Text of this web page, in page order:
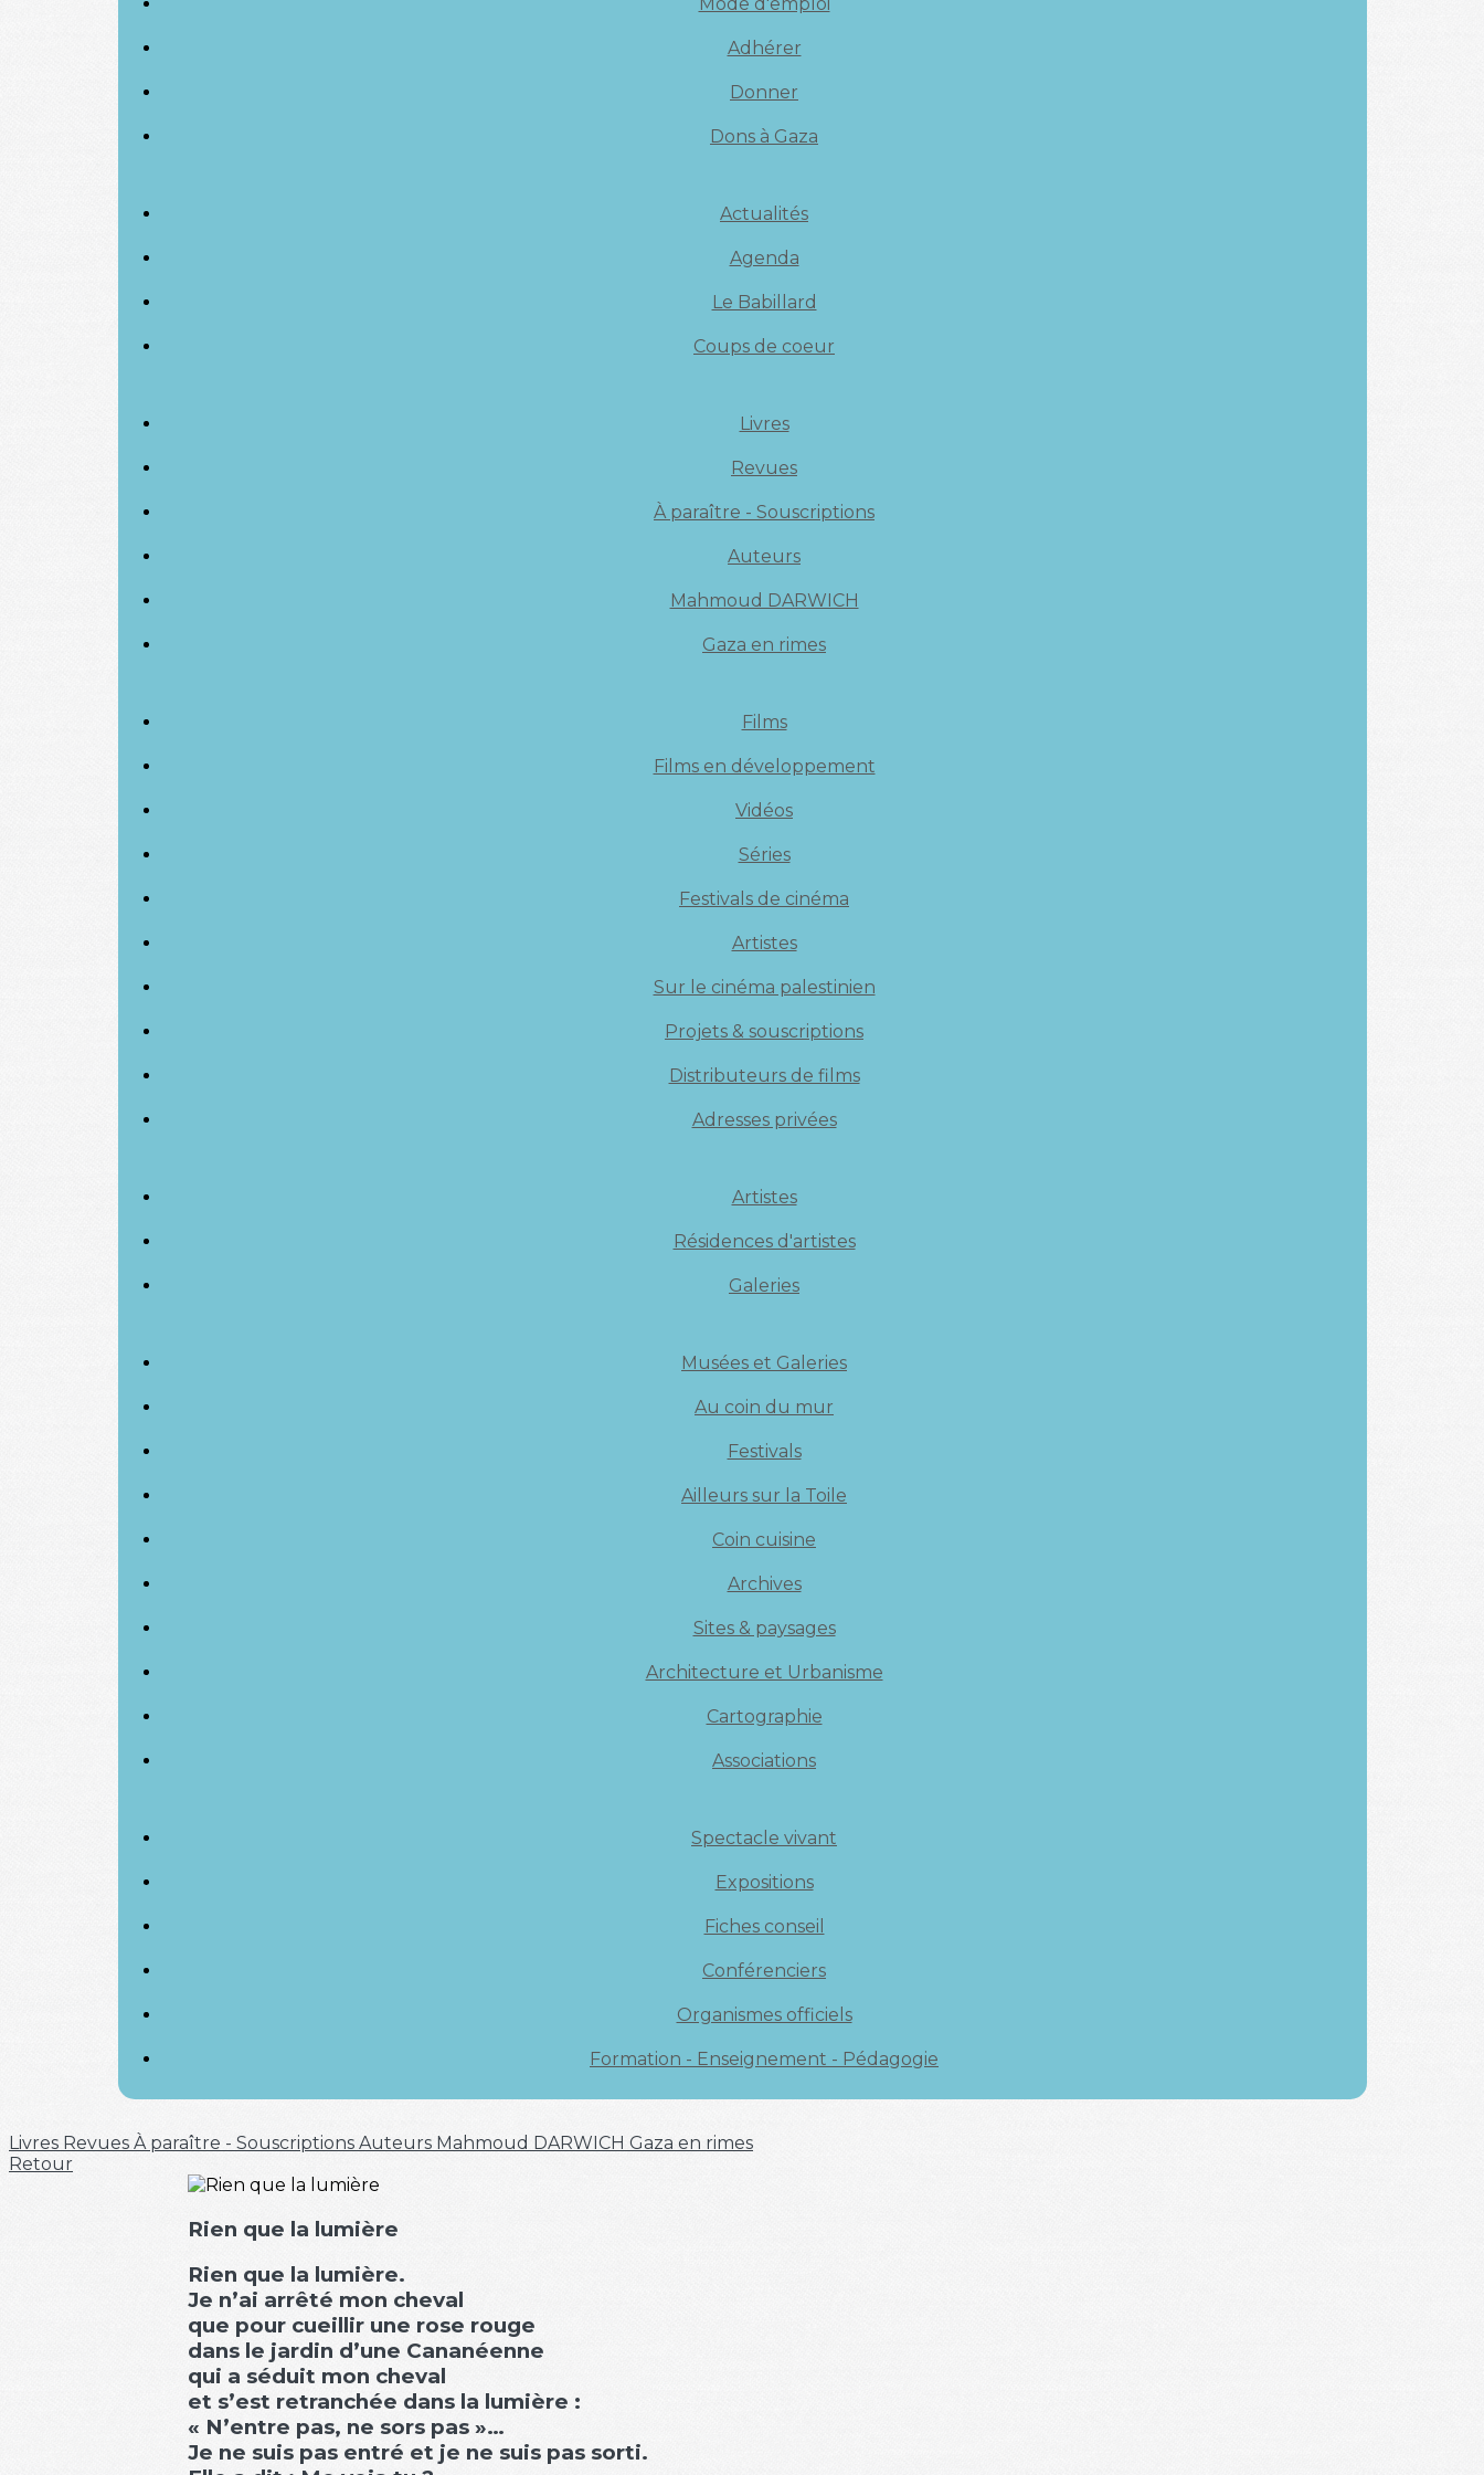
Adhérer
Donner
Dons à Gaza
Actualités
Agenda
Le Babillard
Coups de coeur
Livres
Revues
À paraître - Souscriptions
Auteurs
Mahmoud DARWICH
Gaza en rimes
Films
Films en développement
Vidéos
Séries
Festivals de cinéma
Artistes
Sur le cinéma palestinien
Projets & souscriptions
Distributeurs de films
Adresses privées
Artistes
Résidences d'artistes
Galeries
Musées et Galeries
Au coin du mur
Festivals
Ailleurs sur la Toile
Coin cuisine
Archives
Sites & paysages
Architecture et Urbanisme
Cartographie
Associations
Spectacle vivant
Expositions
Fiches conseil
Conférenciers
Organismes officiels
Formation - Enseignement - Pédagogie
Livres Revues À paraître - Souscriptions Auteurs Mahmoud DARWICH Gaza en rimes
Retour
Rien que la lumière
Rien que la lumière.
Je n’ai arrêté mon cheval
que pour cueillir une rose rouge
dans le jardin d’une Cananéenne
qui a séduit mon cheval
et s’est retranchée dans la lumière :
« N’entre pas, ne sors pas »…
Je ne suis pas entré et je ne suis pas sorti.